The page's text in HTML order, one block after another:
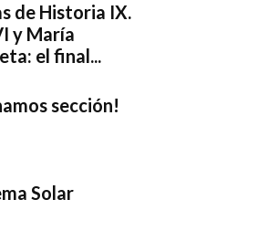
de Historia IX.
y María
el final...
sección!
Solar